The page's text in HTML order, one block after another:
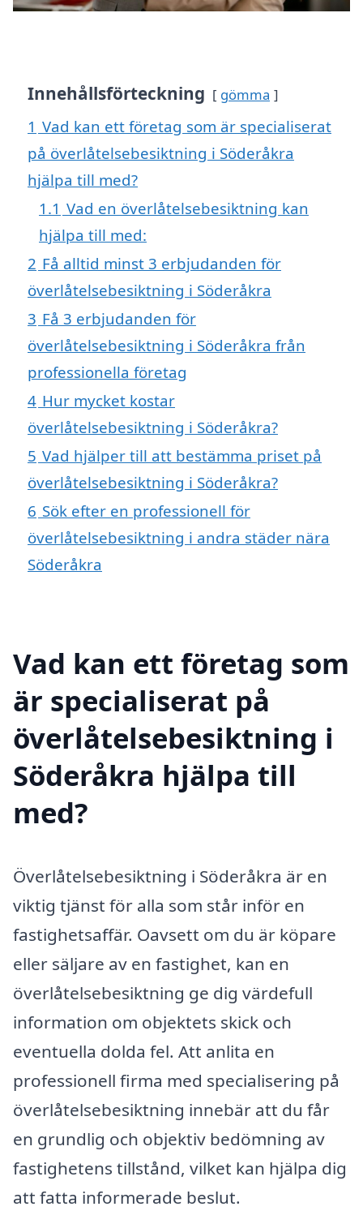
Innehållsförteckning gömma
1 Vad kan ett företag som är specialiserat
på överlåtelsebesiktning i Söderåkra
hjälpa till med?
1.1 Vad en överlåtelsebesiktning kan
hjälpa till med:
2 Få alltid minst 3 erbjudanden för
överlåtelsebesiktning i Söderåkra
3 Få 3 erbjudanden för
överlåtelsebesiktning i Söderåkra från
professionella företag
4 Hur mycket kostar
överlåtelsebesiktning i Söderåkra?
5 Vad hjälper till att bestämma priset på
överlåtelsebesiktning i Söderåkra?
6 Sök efter en professionell för
överlåtelsebesiktning i andra städer nära
Söderåkra
Vad kan ett företag som
är specialiserat på
överlåtelsebesiktning i
Söderåkra hjälpa till
med?
Överlåtelsebesiktning i Söderåkra är en
viktig tjänst för alla som står inför en
fastighetsaffär. Oavsett om du är köpare
eller säljare av en fastighet, kan en
överlåtelsebesiktning ge dig värdefull
information om objektets skick och
eventuella dolda fel. Att anlita en
professionell firma med specialisering på
överlåtelsebesiktning innebär att du får
en grundlig och objektiv bedömning av
fastighetens tillstånd, vilket kan hjälpa dig
att fatta informerade beslut.